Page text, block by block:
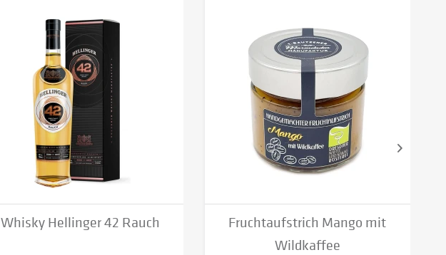
Whisky Hellinger 42 Rauch
Fruchtaufstrich Mango mit
Wildkaffee